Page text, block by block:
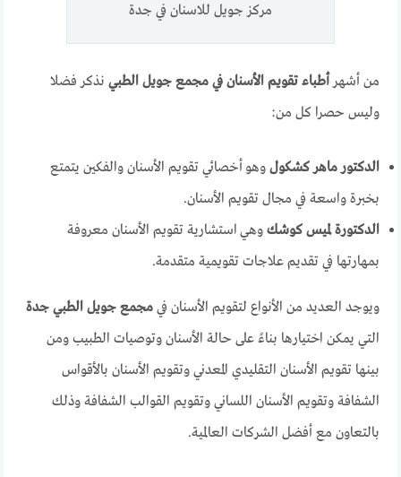
مركز جويل للاسنان في جدة
من أشهرأطباء تقويم الأسنان في مجمع جويل الطبي نذكر فضلا
وليس حصرا كل من:
الدكتور ماهر كشكولوهو أخصائي تقويم الأسنان والفكين يتمتع
بخبرة واسعة في مجال تقويم الأسنان.
الدكتورة لميس كوشكوهي استشارية تقويم الأسنان معروفة
بمهارتها في تقديم علاجات تقويمية متقدمة.
ويوجد العديد من الأنواع لتقويم الأسنان فيمجمع جويل الطبي جدة
التي يمكن اختيارها بناءً على حالة الأسنان وتوصيات الطبيب ومن
بينها تقويم الأسنان التقليدي المعدني وتقويم الأسنان بالأقواس
الشفافة وتقويم الأسنان اللساني وتقويم القوالب الشفافة وذلك
بالتعاون مع أفضل الشركات العالمية.